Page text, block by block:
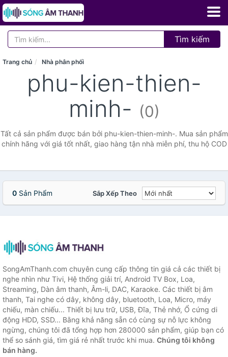
Tìm kiếm
Trang chủ Nhà phân phối
phu-kien-thien-
minh- (0)
Tất cả sản phẩm được bán bởi phu-kien-thien-minh-. Mua sản phẩm
chính hãng với giá tốt nhất, giao hàng tận nhà miễn phí, thu hộ COD
0 Sản Phẩm Sắp Xếp Theo
SongAmThanh.com chuyên cung cấp thông tin giá cả các thiết bị
nghe nhìn như Tivi, Hệ thống giải trí, Android TV Box, Loa,
Streaming, Dàn âm thanh, Âm-li, DAC, Karaoke. Các thiết bị âm
thanh, Tai nghe có dây, không dây, bluetooth, Loa, Micro, máy
chiếu, màn chiếu... Thiết bị lưu trữ, USB, Đĩa, Thẻ nhớ, Ổ cứng di
động HDD, SSD... Bằng khả năng sẵn có cùng sự nỗ lực không
ngừng, chúng tôi đã tổng hợp hơn 280000 sản phẩm, giúp bạn có
thể so sánh giá, tìm giá rẻ nhất trước khi mua. Chúng tôi không
bán hàng.